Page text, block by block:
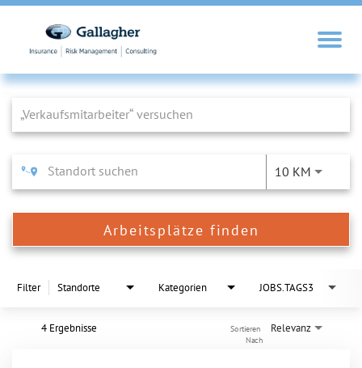
Job Search Page
10 KM
Arbeitsplätze finden
Filter Standorte Kategorien JOBS.TAGS3
4 Ergebnisse Relevanz
Sortieren
Nach